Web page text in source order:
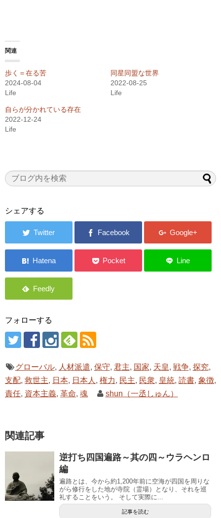
関連
歩く＝在る苦
2024-08-04
Life
同星同盟な世界
2022-08-25
Life
自らが分かれている存在
2022-12-24
Life
シェアする
フォローする
グローバル, 人材派遣, 保守, 君主, 国家, 天皇, 戦争, 探究,
支配, 救世主, 日本, 日本人 , 権力, 民主, 民衆, 皇統, 読書, 象徴,
責任, 資本主義, 革命, 魂 shun（一丞しゅん）
関連記事
逆打ち四国遍路～其の四～ウラヘンロ
編
遍路とは、今から約1,200年前に空海が四国を周りな
がら修行をした地が寺院（霊場）となり、それを巡
礼することをいう。 そして実際に...
記事を読む